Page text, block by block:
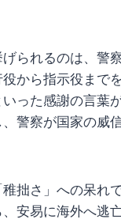
られるのは、警
から指示役まで
った感謝の言葉
警察が国家の威
拙さ」への呆れ
安易に海外へ逃